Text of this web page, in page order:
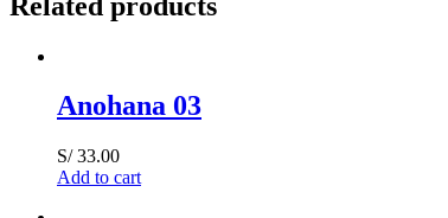
Anohana 03
S/33.00
Add to cart